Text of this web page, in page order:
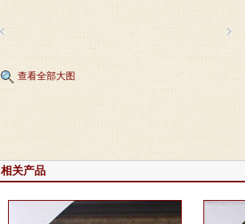
查看全部大图
相关产品